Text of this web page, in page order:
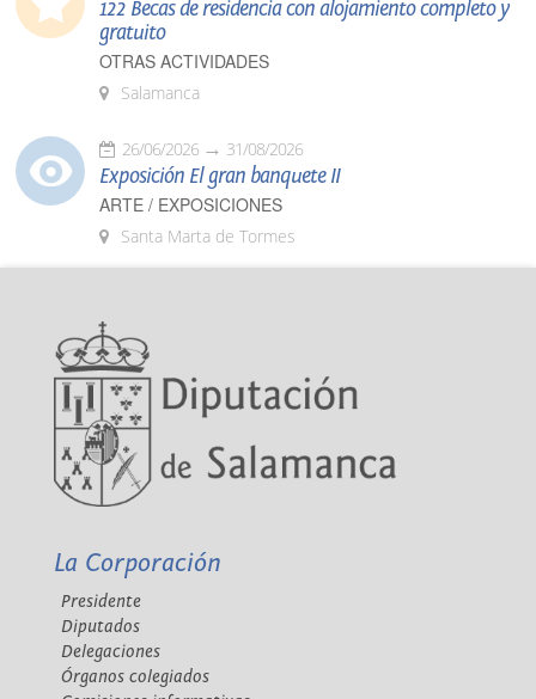
122 Becas de residencia con alojamiento completo y
gratuito
OTRAS ACTIVIDADES
Salamanca
26/06/2026 31/08/2026
Exposición El gran banquete II
ARTE / EXPOSICIONES
Santa Marta de Tormes
La Corporación
Presidente
Diputados
Delegaciones
Órganos colegiados